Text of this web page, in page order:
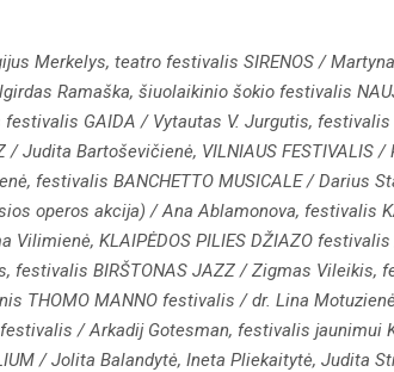
Merkelys, teatro festivalis SIRENOS /
Ramaška, šiuolaikinio šokio festivalis
GAIDA / Vytautas V. Jurgutis, festivalis
/Judita Bartoševičienė, VILNIAUS FESTIVALIS /
festivalis BANCHETTO MUSICALE / Darius
operos akcija) / Ana Ablamonova, festivalis
Vilimienė, KLAIPĖDOS PILIES DŽIAZO
festivalis BIRŠTONAS JAZZ / Zigmas Vileikis,
THOMO MANNO festivalis /dr. Lina
/ Arkadij Gotesman, festivalis jaunimui
/Jolita Balandytė, Ineta Pliekaitytė, Judita